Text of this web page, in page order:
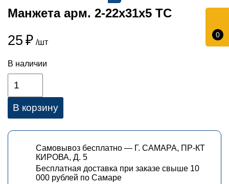
0
Манжета арм. 2-22х31х5 ТС
25 ₽ /шт
В наличии
В корзину
Самовывоз бесплатно — Г. САМАРА, ПР-КТ
КИРОВА, Д. 5
Бесплатная доставка при заказе свыше 10
000 рублей по Самаре